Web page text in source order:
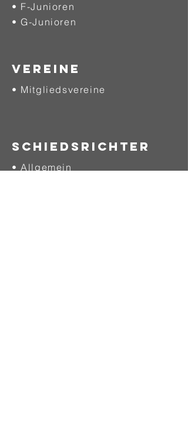
• F-Junioren
• G-Junioren
VEREINE
• Mitgliedsvereine
SCHIEDSRICHTER
• Allgemein